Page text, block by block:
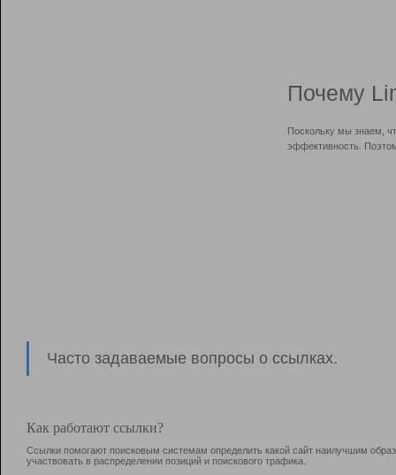
Почему
Поскольку мы знаем,
эффективность.
Часто задаваемые вопросы о ссылках.
Как работают ссылки?
Ссылки помогают поисковым системам определить какой сайт наилучшим
участвовать в раcпределении позиций и поискового трафика.